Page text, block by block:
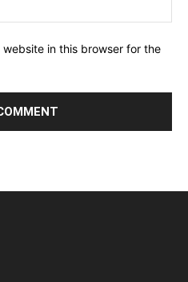
in this browser for the